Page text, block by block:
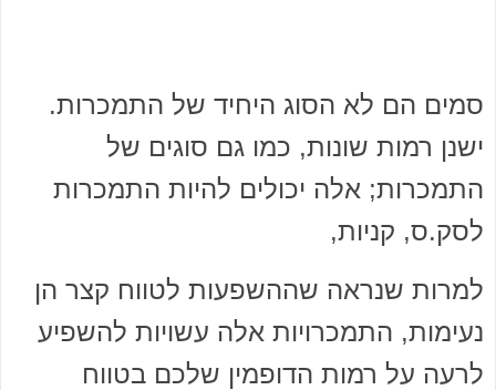
סמים הם לא הסוג היחיד של התמכרות.
ישנן רמות שונות, כמו גם סוגים של
התמכרות; אלה יכולים להיות התמכרות
לסק.ס, קניות,
למרות שנראה שההשפעות לטווח קצר הן
נעימות, התמכרויות אלה עשויות להשפיע
לרעה על רמות הדופמין שלכם בטווח